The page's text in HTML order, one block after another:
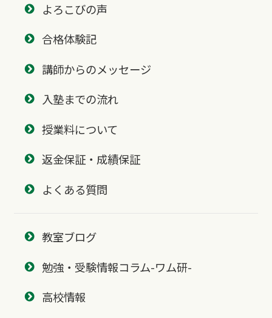
よろこびの声
合格体験記
講師からのメッセージ
入塾までの流れ
授業料について
返金保証・成績保証
よくある質問
教室ブログ
勉強・受験情報コラム-ワム研-
高校情報